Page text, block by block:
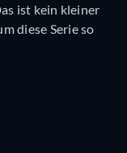
ist kein kleiner
diese Serie so